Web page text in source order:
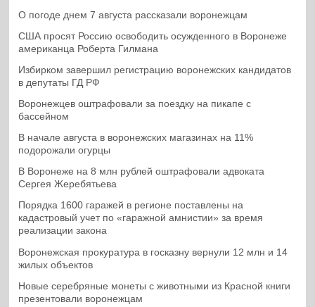
О погоде днем 7 августа рассказали воронежцам
США просят Россию освободить осужденного в Воронеже
американца Роберта Гилмана
Избирком завершил регистрацию воронежских кандидатов
в депутаты ГД РФ
Воронежцев оштрафовали за поездку на пикапе с
бассейном
В начале августа в воронежских магазинах на 11%
подорожали огурцы
В Воронеже на 8 млн рублей оштрафовали адвоката
Сергея Жеребятьева
Порядка 1600 гаражей в регионе поставлены на
кадастровый учет по «гаражной амнистии» за время
реализации закона
Воронежская прокуратура в госказну вернули 12 млн и 14
жилых объектов
Новые серебряные монеты с животными из Красной книги
презентовали воронежцам